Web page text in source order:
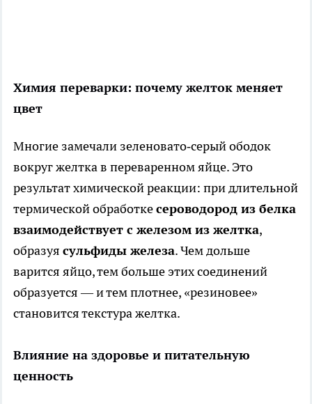
Химия переварки: почему желток меняет
цвет
Многие замечали зеленовато‑серый ободок
вокруг желтка в переваренном яйце. Это
результат химической реакции: при длительной
термической обработкесероводород из белка
взаимодействует с железом из желтка,
образуя сульфиды железа. Чем дольше
варится яйцо, тем больше этих соединений
образуется — и тем плотнее, «резиновее»
становится текстура желтка.
Влияние на здоровье и питательную
ценность